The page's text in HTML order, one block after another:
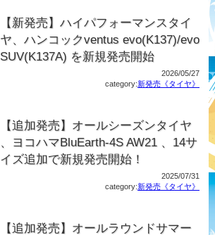
【新発売】ハイパフォーマンスタイ
ヤ、ハンコックventus evo(K137)/evo
SUV(K137A) を新規発売開始
2026/05/27
category:新発売《タイヤ》
【追加発売】オールシーズンタイヤ
、ヨコハマBluEarth-4S AW21 、14サ
イズ追加で新規発売開始！
2025/07/31
category:新発売《タイヤ》
【追加発売】オールラウンドサマー